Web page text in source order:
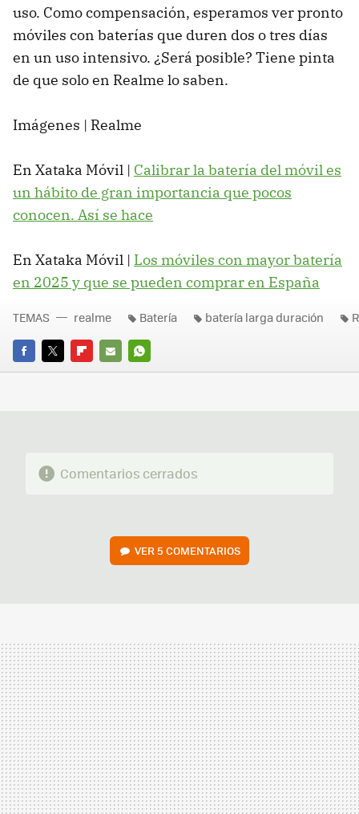
uso. Como compensación, esperamos ver pronto
móviles con baterías que duren dos o tres días
en un uso intensivo. ¿Será posible? Tiene pinta
de que solo en Realme lo saben.
Imágenes | Realme
En Xataka Móvil | Calibrar la batería del móvil es
un hábito de gran importancia que pocos
conocen. Así se hace
En Xataka Móvil | Los móviles con mayor batería
en 2025 y que se pueden comprar en España
FACEBOOK
TWITTERFLIPBOARD
E-
WHATSAPP
TEMAS realme Batería batería larga duración
Comentarios cerrados
VER5 COMENTARIOS